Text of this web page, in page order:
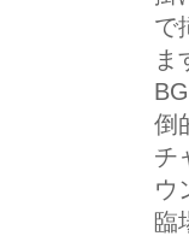
で
ま
倒
チ
ウ
臨